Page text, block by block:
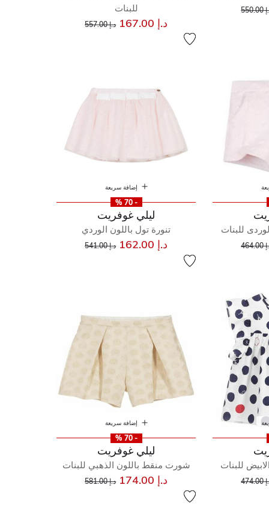
سعر مخفض من
إلى
للبنات
د.إ 167.00 سعر مخفض مند.إ 557.00 إلى
للبنات
سعر مخفض من
إضافة سريعة
- 70 %
ليلي غوفريت
تنورة تول باللون الوردي
د.إ 162.00 سعر مخفض مند.إ 541.00 إلى
للبنات
سعر مخفض من
إضافة سريعة
- 70 %
ليلي غوفريت
شورت منقط باللون الذهبي للبنات
د.إ 174.00 سعر مخفض مند.إ 581.00 إلى